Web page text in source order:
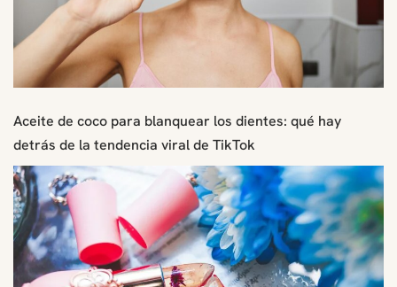
Aceite de coco para blanquear los dientes: qué hay
detrás de la tendencia viral de TikTok